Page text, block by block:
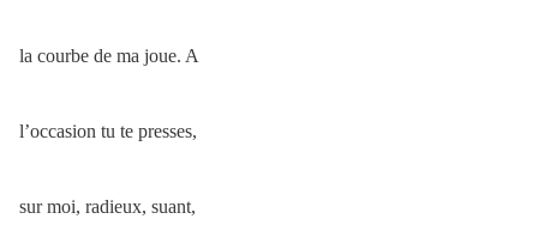
la courbe de ma joue. A
l’occasion tu te presses,
sur moi, radieux, suant,